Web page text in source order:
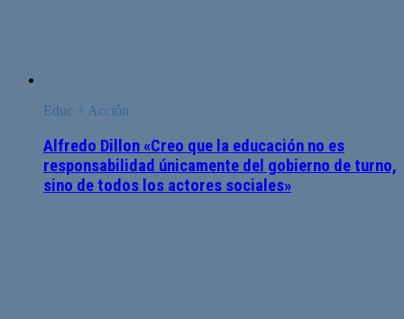
Educ + Acción
Alfredo Dillon «Creo que la educación no es
responsabilidad únicamente del gobierno de turno,
sino de todos los actores sociales»